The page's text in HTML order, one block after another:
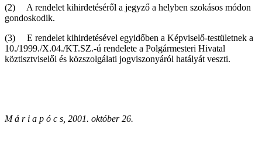
(2) A rendelet kihirdetéséről a jegyző a helyben szokásos módon
gondoskodik.
(3) E rendelet kihirdetésével egyidőben a Képviselő-testületnek a
10./1999./X.04./KT.SZ.-ú rendelete a Polgármesteri Hivatal
köztisztviselői és közszolgálati jogviszonyáról hatályát veszti.
M á r i a p ó c s, 2001. október 26.